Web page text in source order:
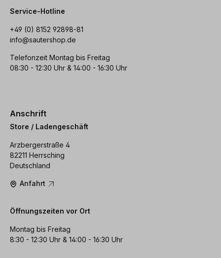
Service-Hotline
+49 (0) 8152 92898-81
info@sautershop.de
Telefonzeit Montag bis Freitag
08:30 - 12:30 Uhr & 14:00 - 16:30 Uhr
Anschrift
Store / Ladengeschäft
Arzbergerstraße 4
82211 Herrsching
Deutschland
Anfahrt
Öffnungszeiten vor Ort
Montag bis Freitag
8:30 - 12:30 Uhr & 14:00 - 16:30 Uhr